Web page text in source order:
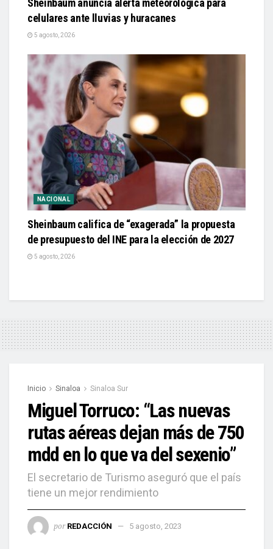
celulares ante lluvias y huracanes
5 agosto, 2026
NACIONAL
Sheinbaum califica de “exagerada” la propuesta
de presupuesto del INE para la elección de 2027
5 agosto, 2026
Inicio Sinaloa Sinaloa Sur
Miguel Torruco: “Las nuevas
rutas aéreas dejan más de 750
mdd en lo que va del sexenio”
El secretario de Turismo aseguró que el país
tiene un mejor rendimiento
por REDACCIÓN 5 agosto, 2023